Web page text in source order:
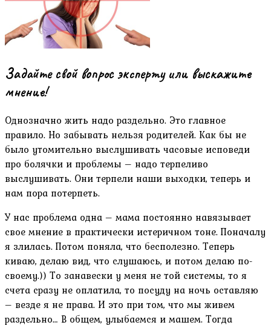
Задайте свой вопрос эксперту или выскажите
мнение!
Однозначно жить надо раздельно. Это главное
правило. Но забывать нельзя родителей. Как бы не
было утомительно выслушивать часовые исповеди
про болячки и проблемы – надо терпеливо
выслушивать. Они терпели наши выходки, теперь и
нам пора потерпеть.
У нас проблема одна – мама постоянно навязывает
свое мнение в практически истеричном тоне. Поначалу
я злилась. Потом поняла, что бесполезно. Теперь
киваю, делаю вид, что слушаюсь, и потом делаю по-
своему.)) То занавески у меня не той системы, то я
счета сразу не оплатила, то посуду на ночь оставляю
– везде я не права. И это при том, что мы живем
раздельно… В общем, улыбаемся и машем. Тогда